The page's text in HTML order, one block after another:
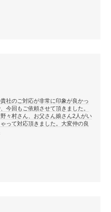
社のご対応が非常に印象が良かっ
今回もご依頼させて頂きました。
々村さん、お父さん娘さん2人がい
ゃって対応頂きました。大変仲の良